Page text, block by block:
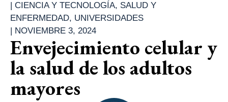
CIENCIA Y TECNOLOGÍA, SALUD Y
ENFERMEDAD, UNIVERSIDADES
NOVIEMBRE 3, 2024
Envejecimiento celular y
la salud de los adultos
mayores